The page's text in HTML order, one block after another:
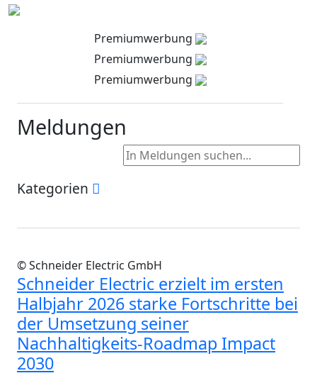
Premiumwerbung
Premiumwerbung
Premiumwerbung
Meldungen
Kategorien
© Schneider Electric GmbH
Schneider Electric erzielt im ersten
Halbjahr 2026 starke Fortschritte bei
der Umsetzung seiner
Nachhaltigkeits-Roadmap Impact
2030